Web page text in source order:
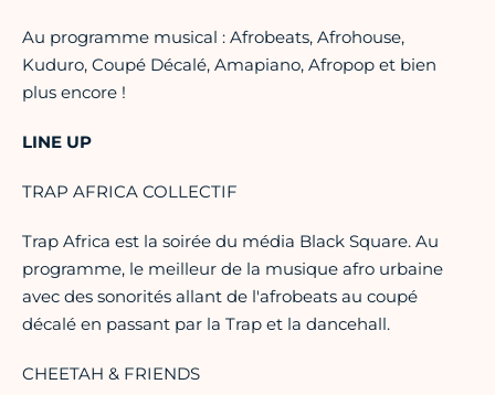
Au programme musical : Afrobeats, Afrohouse,
Kuduro, Coupé Décalé, Amapiano, Afropop et bien
plus encore !
LINE UP
TRAP AFRICA COLLECTIF
Trap Africa est la soirée du média Black Square. Au
programme, le meilleur de la musique afro urbaine
avec des sonorités allant de l'afrobeats au coupé
décalé en passant par la Trap et la dancehall.
CHEETAH & FRIENDS